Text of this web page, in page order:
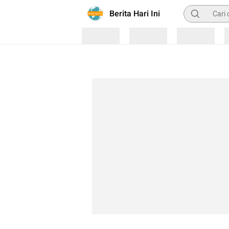
Berita Hari Ini Pencarian